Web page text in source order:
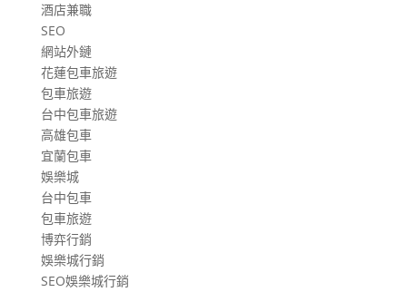
酒店兼職
SEO
網站外鏈
花蓮包車旅遊
包車旅遊
台中包車旅遊
高雄包車
宜蘭包車
娛樂城
台中包車
包車旅遊
博弈行銷
娛樂城行銷
SEO娛樂城行銷